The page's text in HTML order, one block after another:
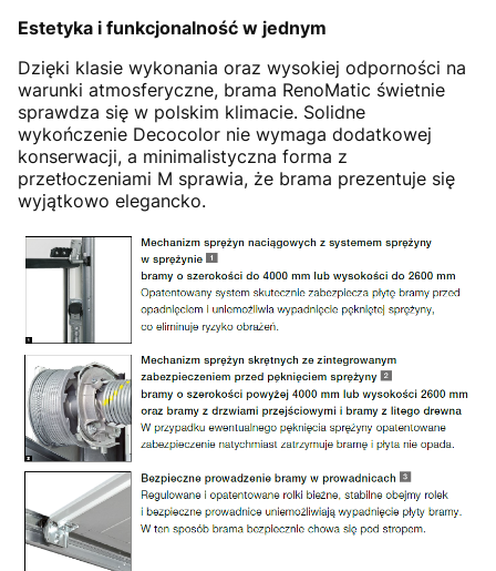
Estetyka i funkcjonalność w jednym
Dzięki klasie wykonania oraz wysokiej odporności na
warunki atmosferyczne, brama RenoMatic świetnie
sprawdza się w polskim klimacie. Solidne
wykończenie Decocolor nie wymaga dodatkowej
konserwacji, a minimalistyczna forma z
przetłoczeniami M sprawia, że brama prezentuje się
wyjątkowo elegancko.